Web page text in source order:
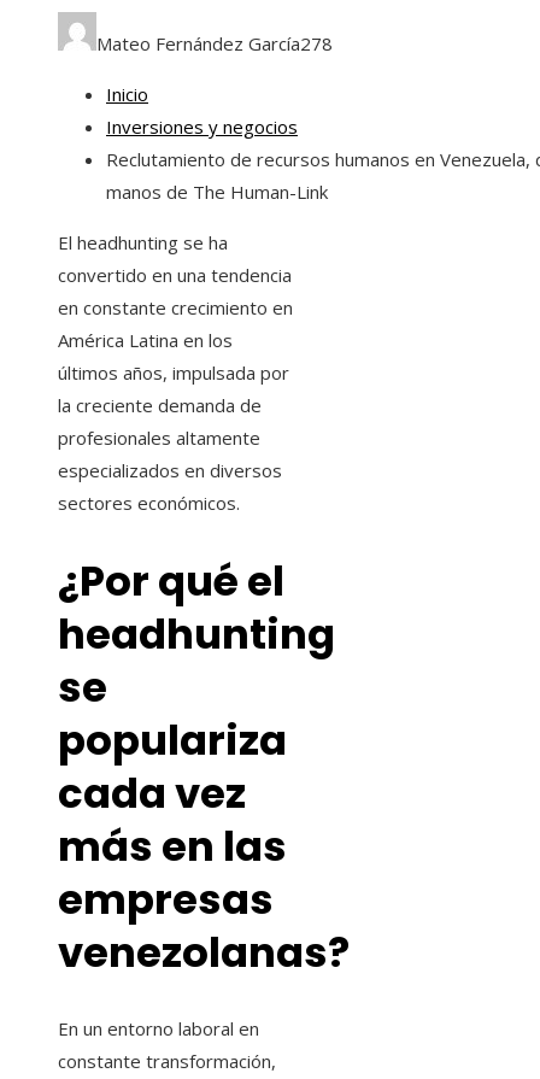
Mateo Fernández García278
Inicio
Inversiones y negocios
Reclutamiento de recursos humanos en Venezuela,
manos de The Human-Link
El headhunting se ha
convertido en una tendencia
en constante crecimiento en
América Latina en los
últimos años, impulsada por
la creciente demanda de
profesionales altamente
especializados en diversos
sectores económicos.
¿Por qué el
headhunting
se
populariza
cada vez
más en las
empresas
venezolanas?
En un entorno laboral en
constante transformación,